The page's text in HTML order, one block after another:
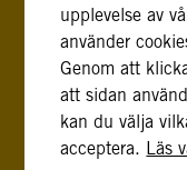
FN:S
1 oktober, 2013
För mig är ett av de
det årliga
befann jag mig inte
upplevelse av
använder
Genom att
att sidan
kan du välja
acceptera. Läs